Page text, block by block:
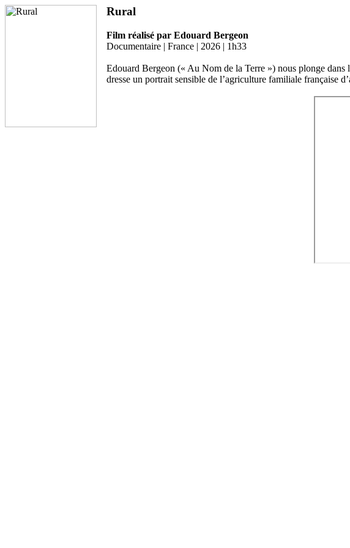
Rural
Film réalisé par Edouard Bergeon
Documentaire | France | 2026 | 1h33
Edouard Bergeon (« Au Nom de la Terre ») nous plonge
dresse un portrait sensible de l’agriculture familiale française